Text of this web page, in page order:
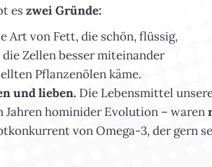
eszwei Gründe:
Art von Fett, die schön, flüssig,
Zellen besser miteinander
Pflanzenölen käme.
und lieben. Die Lebensmittel
hominider Evolution – waren
von Omega-3, der gern